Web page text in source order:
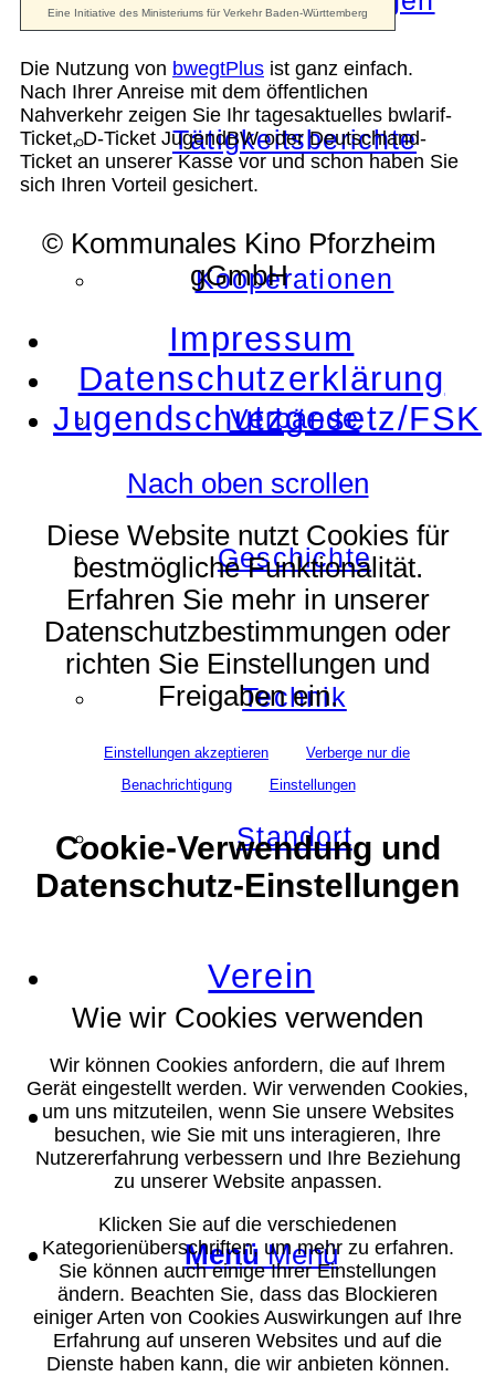
Tätigkeitsberichte
Kooperationen
Verbände
Geschichte
Technik
Standort
Verein
Suche
Menü Menü
Die Nutzung von bwegtPlus ist ganz einfach.
Nach Ihrer Anreise mit dem öffentlichen
Nahverkehr zeigen Sie Ihr tagesaktuelles bwlarif-
Ticket, D-Ticket JugendBW oder Deutschland-
Ticket an unserer Kasse vor und schon haben Sie
sich Ihren Vorteil gesichert.
© Kommunales Kino Pforzheim
gGmbH
Impressum
Datenschutzerklärung
Jugendschutzgesetz/FSK
Nach oben scrollen
Diese Website nutzt Cookies für
bestmögliche Funktionalität.
Erfahren Sie mehr in unserer
Datenschutzbestimmungen oder
richten Sie Einstellungen und
Freigaben ein.
Einstellungen akzeptieren
Verberge nur die
Benachrichtigung
Einstellungen
Cookie-Verwendung und
Datenschutz-Einstellungen
Wie wir Cookies verwenden
Wir können Cookies anfordern, die auf Ihrem
Gerät eingestellt werden. Wir verwenden Cookies,
um uns mitzuteilen, wenn Sie unsere Websites
besuchen, wie Sie mit uns interagieren, Ihre
Nutzererfahrung verbessern und Ihre Beziehung
zu unserer Website anpassen.
Klicken Sie auf die verschiedenen
Kategorienüberschriften, um mehr zu erfahren.
Sie können auch einige Ihrer Einstellungen
ändern. Beachten Sie, dass das Blockieren
einiger Arten von Cookies Auswirkungen auf Ihre
Erfahrung auf unseren Websites und auf die
Dienste haben kann, die wir anbieten können.